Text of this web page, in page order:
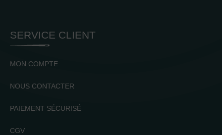
SERVICE CLIENT
MON COMPTE
NOUS CONTACTER
PAIEMENT SÉCURISÉ
CGV